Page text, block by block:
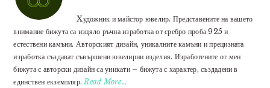
Xудожник и майстор ювелир. Представените на вашето
внимание бижута са изцяло ръчна изработка от сребро проба 925 и
естествени камъни. Авторският дизайн, уникалните камъни и прецизната
изработка създават съвършени ювелирни изделия. Изработените от мен
бижута с авторски дизайн са уникати – бижута с характер, създадени в
единствен екземпляр.Read More…